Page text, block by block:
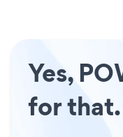
Yes,
for that.